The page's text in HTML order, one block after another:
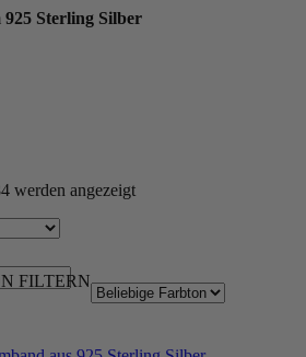
925 Sterling Silber
werden angezeigtNach
FILTERN